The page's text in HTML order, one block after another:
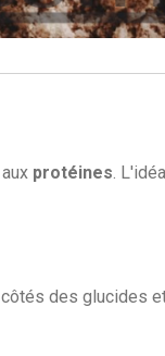
protéines.
des glucides